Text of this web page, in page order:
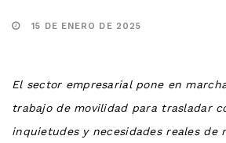
15 DE ENERO DE 2025
El sector empresarial pone en
trabajo de movilidad para trasladar
inquietudes y necesidades reales de